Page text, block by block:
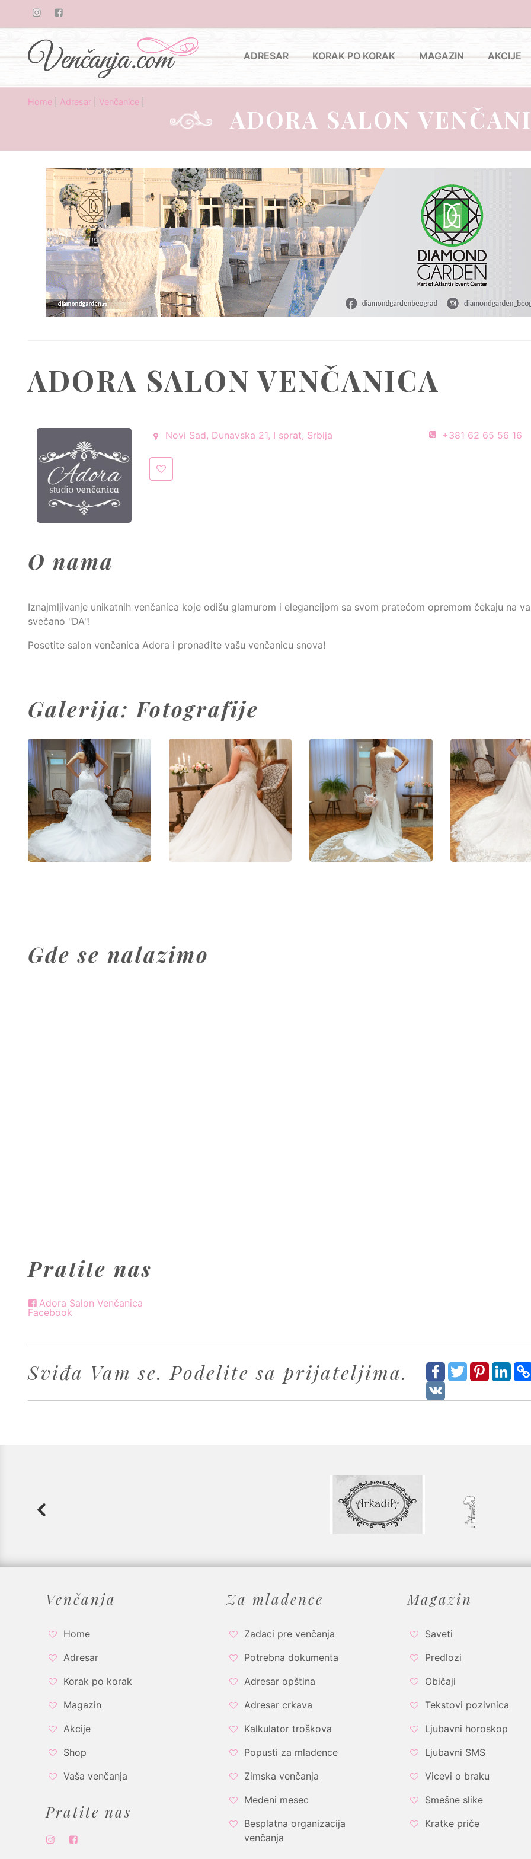
ADRESAR KORAK PO KORAK MAGAZIN AKCIJE
Home Adresar Venčanice
ADORA SALON
ADORA SALON VENČANICA
Novi Sad, Dunavska 21, I sprat, Srbija +381 62 65 56 16
O nama
Iznajmljivanje unikatnih venčanica koje odišu glamurom i elegancijom sa svom pratećom opremom čekaju na
svečano "DA"!
Posetite salon venčanica Adora i pronađite vašu venčanicu snova!
Galerija: Fotografije
Gde se nalazimo
Pratite nas
Adora Salon Venčanica
Facebook
Sviđa Vam se. Podelite sa prijateljima.
Venčanja
Home
Adresar
Korak po korak
Magazin
Akcije
Shop
Vaša venčanja
Pratite nas
Za mladence
Zadaci pre venčanja
Potrebna dokumenta
Adresar opština
Adresar crkava
Kalkulator troškova
Popusti za mladence
Zimska venčanja
Medeni mesec
Besplatna organizacija
venčanja
Magazin
Saveti
Predlozi
Običaji
Tekstovi pozivnica
Ljubavni horoskop
Ljubavni SMS
Vicevi o braku
Smešne slike
Kratke priče